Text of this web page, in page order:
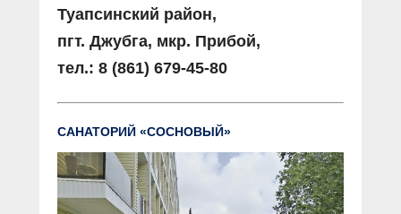
Туапсинский район,
пгт. Джубга, мкр. Прибой,
тел.: 8 (861) 679-45-80
САНАТОРИЙ «СОСНОВЫЙ»